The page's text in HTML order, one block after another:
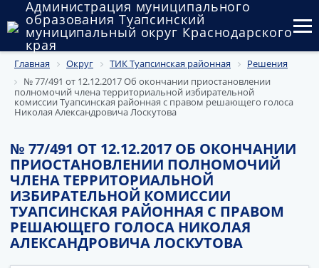
Администрация муниципального
образования Туапсинский
муниципальный округ Краснодарского
края
Округ
Администрация
Государственный и муниципальный контроль
Муниципальное имущество
Публичные слушания и общественные обсуждения
Главная Округ ТИК Туапсинская районная
Решения
№ 77/491 от 12.12.2017 Об окончании приостановлении
полномочий члена территориальной избирательной
комиссии Туапсинская районная с правом решающего голоса
Николая Александровича Лоскутова
№ 77/491 ОТ 12.12.2017 ОБ ОКОНЧАНИИ
ПРИОСТАНОВЛЕНИИ ПОЛНОМОЧИЙ
ЧЛЕНА ТЕРРИТОРИАЛЬНОЙ
ИЗБИРАТЕЛЬНОЙ КОМИССИИ
ТУАПСИНСКАЯ РАЙОННАЯ С ПРАВОМ
РЕШАЮЩЕГО ГОЛОСА НИКОЛАЯ
АЛЕКСАНДРОВИЧА ЛОСКУТОВА